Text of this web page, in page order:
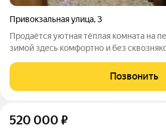
Привокзальная улица,3
Продаётся уютная тёплая комната на
зимой здесь комфортно и без
кофейни, центр культуры, а рядом парк
Хорошая
Позвонить
520 000 ₽